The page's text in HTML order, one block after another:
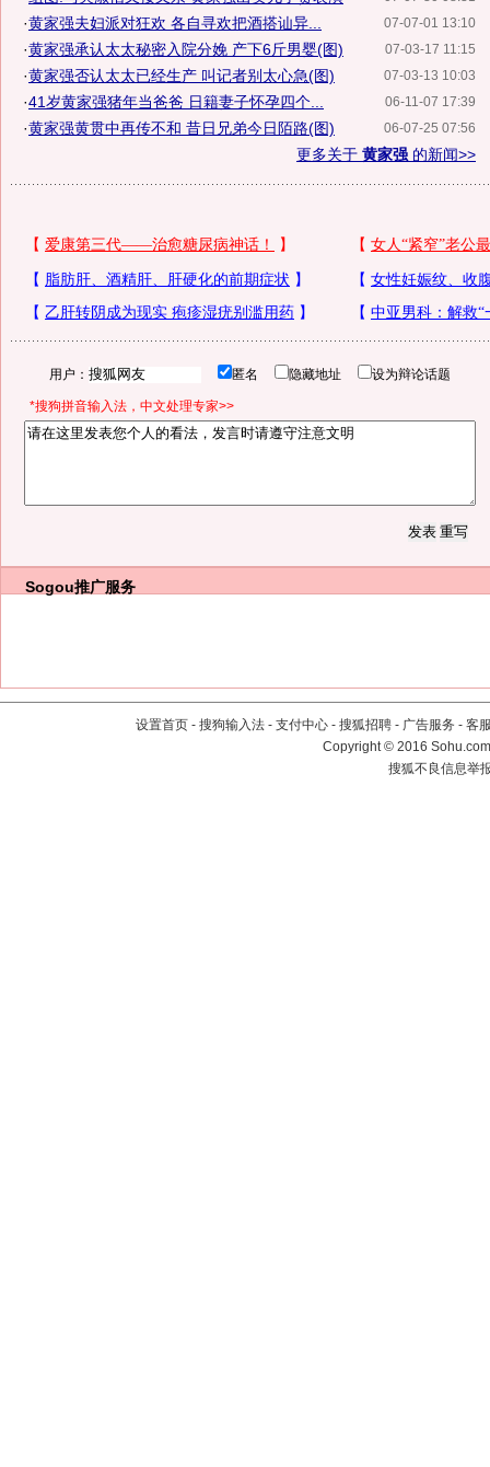
07-07-01 13:10
·黄家强夫妇派对狂欢 各自寻欢把酒搭讪异...
07-03-17 11:15
·黄家强承认太太秘密入院分娩 产下6斤男婴(图)
07-03-13 10:03
·黄家强否认太太已经生产 叫记者别太心急(图)
06-11-07 17:39
·41岁黄家强猪年当爸爸 日籍妻子怀孕四个...
06-07-25 07:56
·黄家强黄贯中再传不和 昔日兄弟今日陌路(图)
更多关于 黄家强 的新闻>>
用户： 匿名 隐藏地址 设为辩论话题
*搜狗拼音输入法，中文处理专家>>
Sogou推广服务
设置首页 - 搜狗输入法 - 支付中心 - 搜狐招聘 - 广告服务 - 客
Copyright©2016
搜狐不良信息举